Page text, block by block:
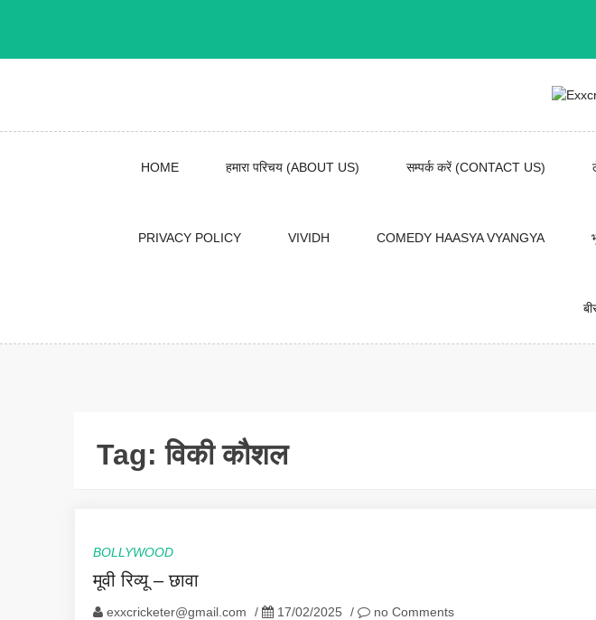
HOME हमारा परिचय (ABOUT US) सम्पर्क करें (CONTACT US)
PRIVACY POLICY VIVIDH COMEDY HAASYA VYANGYA
Tag:विकी कौशल
BOLLYWOOD
मूवी रिव्यू – छावा
exxcricketer@gmail.com / 17/02/2025 / no Comments